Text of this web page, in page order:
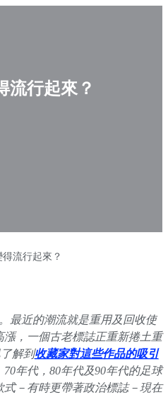
流行起來？
流行起來？
最近的潮流就是重用及回收使
，一個古老標誌正重新捲土重
解到收藏家對這些作品的吸引
年代，80年代及90年代的足球
－有時更帶著政治標誌－現在